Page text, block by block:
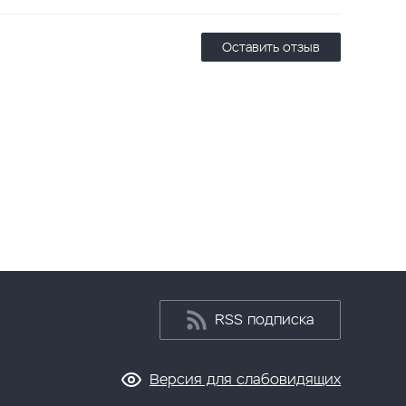
Оставить отзыв
RSS подписка
Версия для слабовидящих